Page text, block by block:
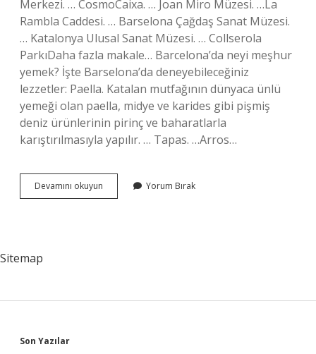
Merkezi. … CosmoCaixa. … Joan Miro Müzesi. …La
Rambla Caddesi. … Barselona Çağdaş Sanat Müzesi.
… Katalonya Ulusal Sanat Müzesi. … Collserola
ParkıDaha fazla makale… Barcelona’da neyi meşhur
yemek? İşte Barselona’da deneyebileceğiniz
lezzetler: Paella. Katalan mutfağının dünyaca ünlü
yemeği olan paella, midye ve karides gibi pişmiş
deniz ürünlerinin pirinç ve baharatlarla
karıştırılmasıyla yapılır. … Tapas. …Arros…
Devamını okuyun Barselona
Da
Yorum Bırak
Sitemap
Son Yazılar